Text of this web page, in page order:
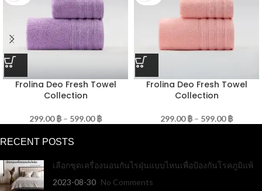
Frolina Deo Fresh Towel
Collection
299.00฿ – 599.00฿
Frolina Deo Fresh Towel
Collection
299.00฿ – 599.00฿
RECENT POSTS
เลือกชุดเครื่องนอนกันไรฝุ่นแบบไหนเพื่อป้องกันโรคภูมิแพ้
2023-08-30 No Comments